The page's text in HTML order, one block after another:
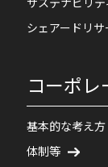
シェアードリ
コーポ
基本的な考え方
体制等